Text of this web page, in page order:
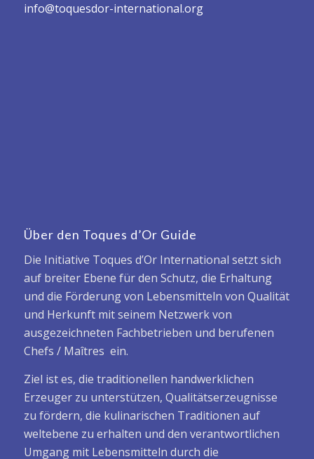
info@toquesdor-international.org
Über den Toques d’Or Guide
Die Initiative Toques d’Or International setzt sich
auf breiter Ebene für den Schutz, die Erhaltung
und die Förderung von Lebensmitteln von Qualität
und Herkunft mit seinem Netzwerk von
ausgezeichneten Fachbetrieben und berufenen
Chefs / Maîtres ein.
Ziel ist es, die traditionellen handwerklichen
Erzeuger zu unterstützen, Qualitätserzeugnisse
zu fördern, die kulinarischen Traditionen auf
weltebene zu erhalten und den verantwortlichen
Umgang mit Lebensmitteln durch die